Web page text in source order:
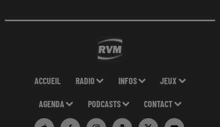
ACCUEIL RADIO INFOS JEUX
AGENDA PODCASTS CONTACT